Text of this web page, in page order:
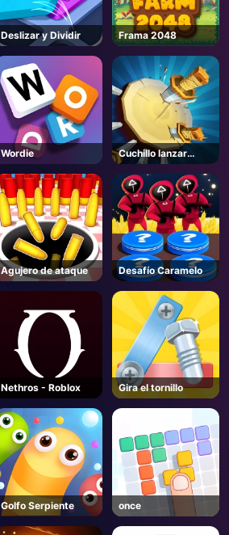
AD
Deslizar y Dividir Frama 2048
Wordie
Cuchillo lanzar
misión
Agujero de ataque Desafío Caramelo
Nethros - Roblox Gira el tornillo
Golfo Serpiente once